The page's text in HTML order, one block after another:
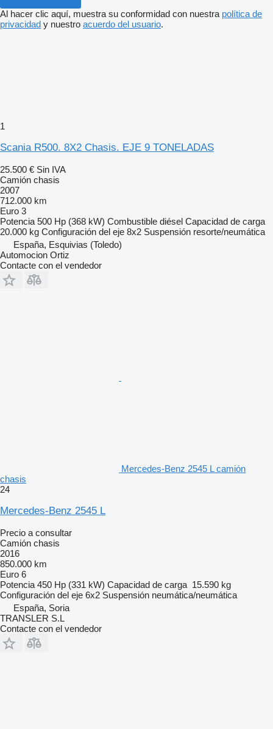
Al hacer clic aquí, muestra su conformidad con nuestra política de
privacidad y nuestro acuerdo del usuario.
1
Scania R500. 8X2 Chasis. EJE 9 TONELADAS
25.500 € Sin IVA
Camión chasis
2007
712.000 km
Euro 3
Potencia 500 Hp (368 kW) Combustible diésel Capacidad de carga
20.000 kg Configuración del eje 8x2 Suspensión resorte/neumática
España, Esquivias (Toledo)
Automocion Ortiz
Contacte con el vendedor
Mercedes-Benz 2545 L camión
chasis
24
Mercedes-Benz 2545 L
Precio a consultar
Camión chasis
2016
850.000 km
Euro 6
Potencia 450 Hp (331 kW) Capacidad de carga 15.590 kg
Configuración del eje 6x2 Suspensión neumática/neumática
España, Soria
TRANSLER S.L
Contacte con el vendedor